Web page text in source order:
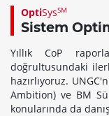
OptiSysSM
Sistem
Yıllık CoP
doğrultusundaki
hazırlıyoruz.
Ambition) ve BM
konularında da